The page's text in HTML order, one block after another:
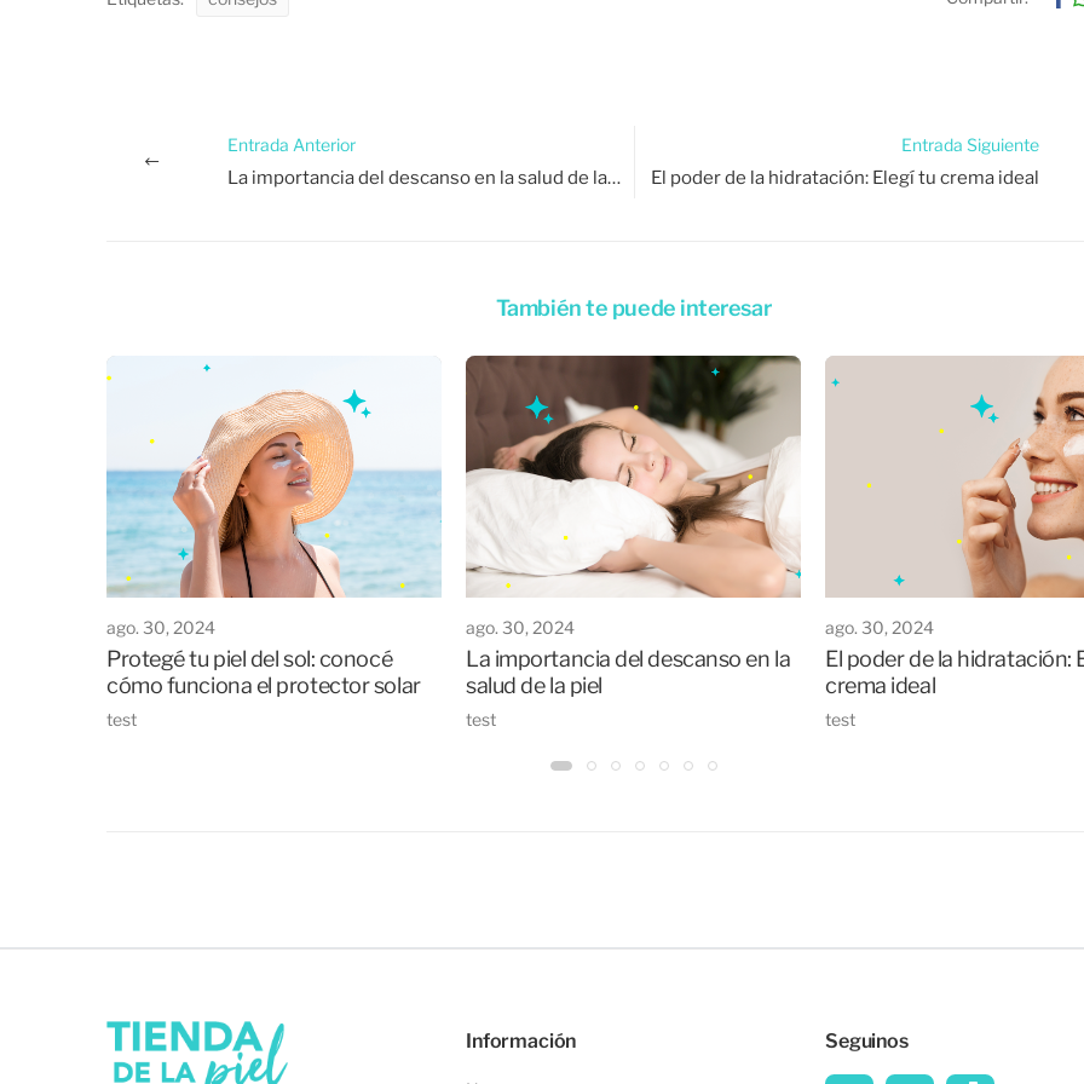
Entrada Anterior
La importancia del descanso en la salud de la piel
Entrada Siguiente
El poder de la hidratación: Elegí tu crema ideal
También te puede interesar
ago. 30, 2024
Protegé tu piel del sol: conocé
cómo funciona el protector solar
test
ago. 30, 2024
La importancia del descanso en la
salud de la piel
test
ago. 30, 2024
El poder de la hidratación:
crema ideal
test
Información Seguinos